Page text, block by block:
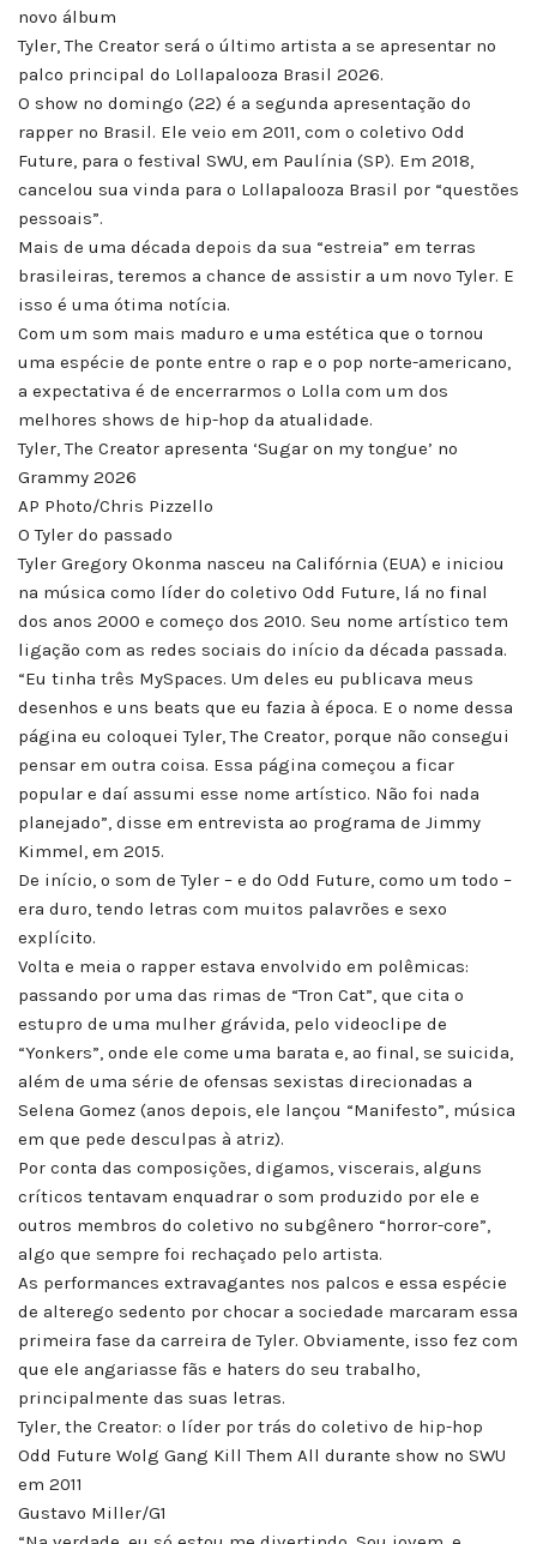
novo álbum
Tyler, The Creator será o último artista a se apresentar no
palco principal do Lollapalooza Brasil 2026.
O show no domingo (22) é a segunda apresentação do
rapper no Brasil. Ele veio em 2011, com o coletivo Odd
Future, para o festival SWU, em Paulínia (SP). Em 2018,
cancelou sua vinda para o Lollapalooza Brasil por “questões
pessoais”.
Mais de uma década depois da sua “estreia” em terras
brasileiras, teremos a chance de assistir a um novo Tyler. E
isso é uma ótima notícia.
Com um som mais maduro e uma estética que o tornou
uma espécie de ponte entre o rap e o pop norte-americano,
a expectativa é de encerrarmos o Lolla com um dos
melhores shows de hip-hop da atualidade.
Tyler, The Creator apresenta ‘Sugar on my tongue’ no
Grammy 2026
AP Photo/Chris Pizzello
O Tyler do passado
Tyler Gregory Okonma nasceu na Califórnia (EUA) e iniciou
na música como líder do coletivo Odd Future, lá no final
dos anos 2000 e começo dos 2010. Seu nome artístico tem
ligação com as redes sociais do início da década passada.
“Eu tinha três MySpaces. Um deles eu publicava meus
desenhos e uns beats que eu fazia à época. E o nome dessa
página eu coloquei Tyler, The Creator, porque não consegui
pensar em outra coisa. Essa página começou a ficar
popular e daí assumi esse nome artístico. Não foi nada
planejado”, disse em entrevista ao programa de Jimmy
Kimmel, em 2015.
De início, o som de Tyler – e do Odd Future, como um todo –
era duro, tendo letras com muitos palavrões e sexo
explícito.
Volta e meia o rapper estava envolvido em polêmicas:
passando por uma das rimas de “Tron Cat”, que cita o
estupro de uma mulher grávida, pelo videoclipe de
“Yonkers”, onde ele come uma barata e, ao final, se suicida,
além de uma série de ofensas sexistas direcionadas a
Selena Gomez (anos depois, ele lançou “Manifesto”, música
em que pede desculpas à atriz).
Por conta das composições, digamos, viscerais, alguns
críticos tentavam enquadrar o som produzido por ele e
outros membros do coletivo no subgênero “horror-core”,
algo que sempre foi rechaçado pelo artista.
As performances extravagantes nos palcos e essa espécie
de alterego sedento por chocar a sociedade marcaram essa
primeira fase da carreira de Tyler. Obviamente, isso fez com
que ele angariasse fãs e haters do seu trabalho,
principalmente das suas letras.
Tyler, the Creator: o líder por trás do coletivo de hip-hop
Odd Future Wolg Gang Kill Them All durante show no SWU
em 2011
Gustavo Miller/G1